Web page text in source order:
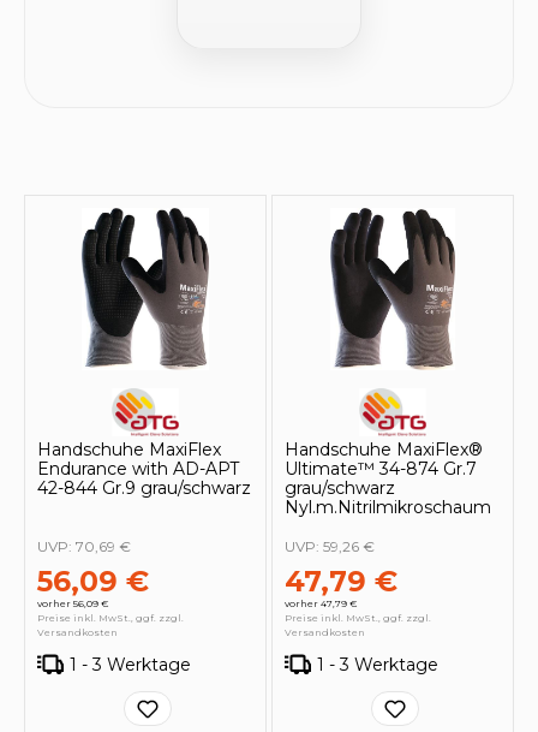
Handschuhe MaxiFlex
Endurance with AD-APT
42-844 Gr.9 grau/schwarz
56,09 €
vorher 56,09 €
UVP: 70,69 €
Preise inkl. MwSt., ggf. zzgl.
Versandkosten
1 - 3 Werktage
Handschuhe MaxiFlex®
Ultimate™ 34-874 Gr.7
grau/schwarz
Nyl.m.Nitrilmikroschaum
47,79 €
vorher 47,79 €
UVP: 59,26 €
Preise inkl. MwSt., ggf. zzgl.
Versandkosten
1 - 3 Werktage